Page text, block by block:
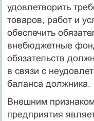
удовлетворить
товаров, работ и
обеспечить
внебюджетные
обязательств
в связи с
баланса должника.
Внешним
предприятия